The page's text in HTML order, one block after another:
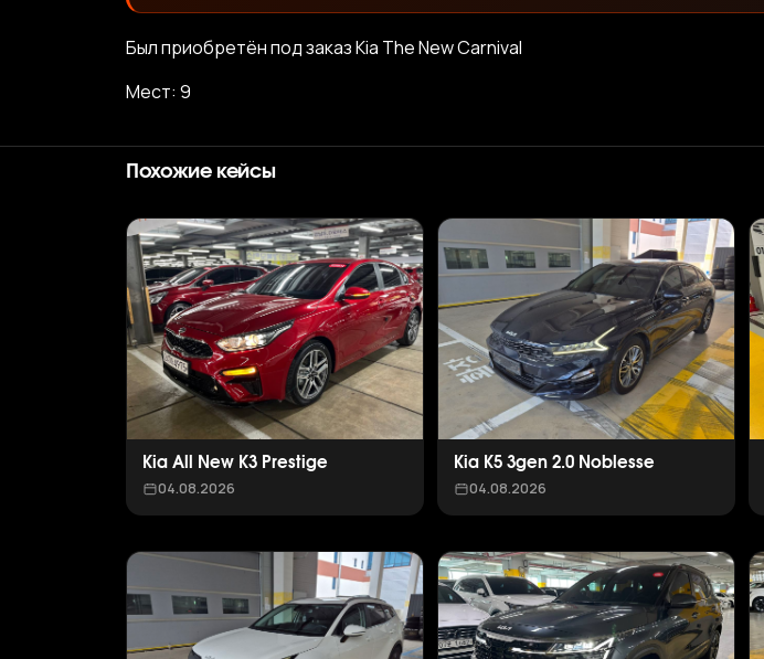
Был приобретён под заказ Kia The New Carnival
Мест: 9
Похожие кейсы
Kia All New K3 Prestige
04.08.2026
Kia K5 3gen 2.0 Noblesse
04.08.2026